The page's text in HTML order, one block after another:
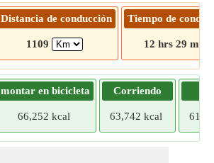
Distancia de conducción
1109
Tiempo de
12 hrs 29 mins
montar en bicicleta
66,252 kcal
Corriendo
63,742 kcal